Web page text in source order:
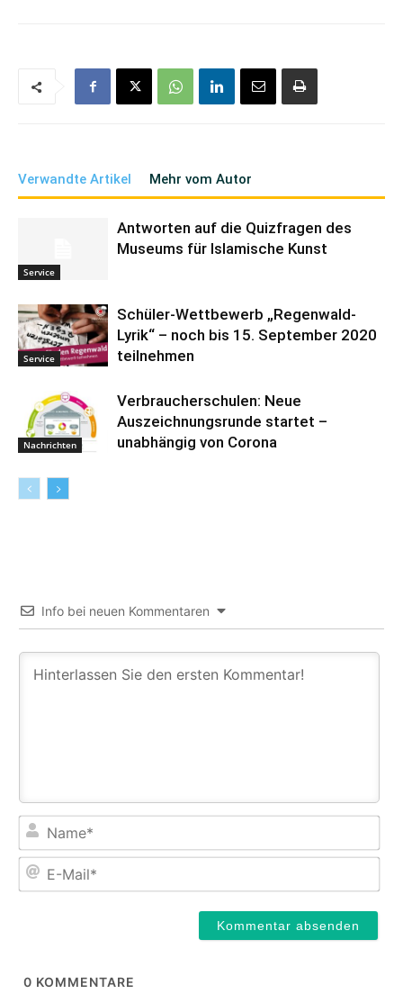
Verwandte Artikel Mehr vom Autor
Service
Antworten auf die Quizfragen des
Museums für Islamische Kunst
Service
Schüler-Wettbewerb „Regenwald-
Lyrik“ – noch bis 15. September 2020
teilnehmen
Nachrichten
Verbraucherschulen: Neue
Auszeichnungsrunde startet –
unabhängig von Corona
Info bei neuen Kommentaren
E-
0 KOMMENTARE